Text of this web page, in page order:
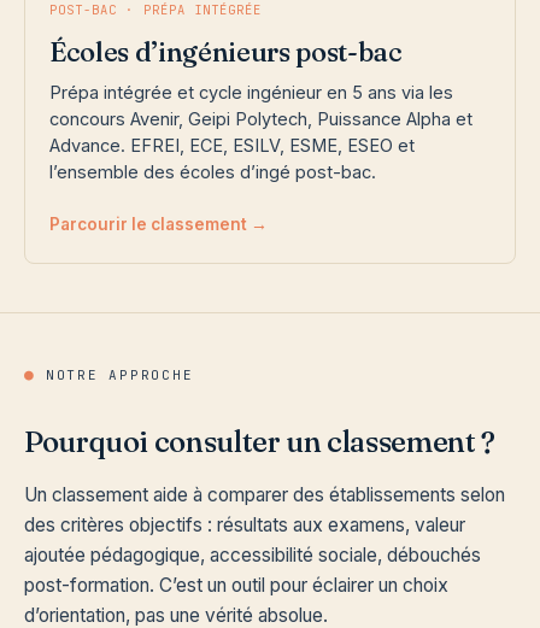
POST-BAC · PRÉPA INTÉGRÉE
Écoles d’ingénieurs post-bac
Prépa intégrée et cycle ingénieur en 5 ans via les
concours Avenir, Geipi Polytech, Puissance Alpha et
Advance. EFREI, ECE, ESILV, ESME, ESEO et
l’ensemble des écoles d’ingé post-bac.
Parcourir le classement →
● NOTRE APPROCHE
Pourquoi consulter un classement ?
Un classement aide à comparer des établissements selon
des critères objectifs : résultats aux examens, valeur
ajoutée pédagogique, accessibilité sociale, débouchés
post-formation. C’est un outil pour éclairer un choix
d’orientation, pas une vérité absolue.